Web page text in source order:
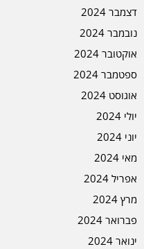
דצמבר 2024
נובמבר 2024
אוקטובר 2024
ספטמבר 2024
אוגוסט 2024
יולי 2024
יוני 2024
מאי 2024
אפריל 2024
מרץ 2024
פברואר 2024
ינואר 2024